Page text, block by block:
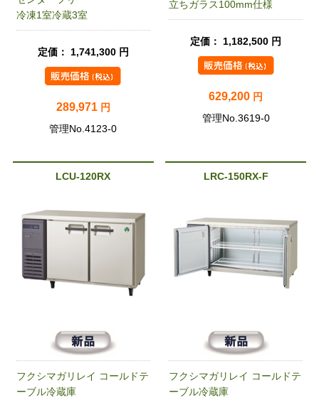
冷凍1室冷蔵3室
定価： 1,741,300 円
289,971 円
管理No.4123-0
立ちガラス100mm仕様
定価： 1,182,500 円
629,200 円
管理No.3619-0
LCU-120RX
フクシマガリレイ コールドテ
ーブル冷蔵庫
LRC-150RX-F
フクシマガリレイ コールドテ
ーブル冷蔵庫